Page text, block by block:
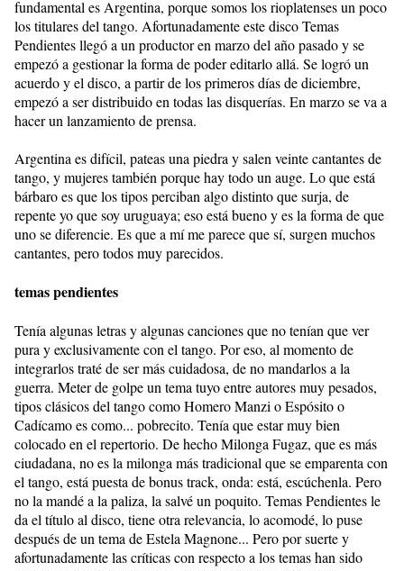
fundamental es Argentina, porque somos los rioplatenses un poco
los titulares del tango. Afortunadamente este disco Temas
Pendientes llegó a un productor en marzo del año pasado y se
empezó a gestionar la forma de poder editarlo allá. Se logró un
acuerdo y el disco, a partir de los primeros días de diciembre,
empezó a ser distribuido en todas las disquerías. En marzo se va a
hacer un lanzamiento de prensa.
Argentina es difícil, pateas una piedra y salen veinte cantantes de
tango, y mujeres también porque hay todo un auge. Lo que está
bárbaro es que los tipos perciban algo distinto que surja, de
repente yo que soy uruguaya; eso está bueno y es la forma de que
uno se diferencie. Es que a mí me parece que sí, surgen muchos
cantantes, pero todos muy parecidos.
temas pendientes
Tenía algunas letras y algunas canciones que no tenían que ver
pura y exclusivamente con el tango. Por eso, al momento de
integrarlos traté de ser más cuidadosa, de no mandarlos a la
guerra. Meter de golpe un tema tuyo entre autores muy pesados,
tipos clásicos del tango como Homero Manzi o Espósito o
Cadícamo es como... pobrecito. Tenía que estar muy bien
colocado en el repertorio. De hecho Milonga Fugaz, que es más
ciudadana, no es la milonga más tradicional que se emparenta con
el tango, está puesta de bonus track, onda: está, escúchenla. Pero
no la mandé a la paliza, la salvé un poquito. Temas Pendientes le
da el título al disco, tiene otra relevancia, lo acomodé, lo puse
después de un tema de Estela Magnone... Pero por suerte y
afortunadamente las críticas con respecto a los temas han sido